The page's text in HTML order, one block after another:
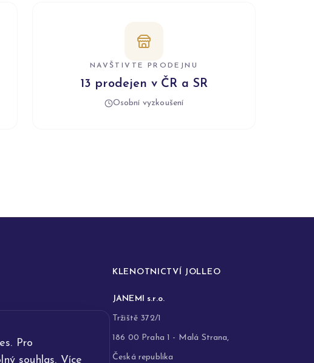
Pro
souhlas. Více
NAVŠTIVTE PRODEJNU
13 prodejen v ČR a SR
Osobní vyzkoušení
KLENOTNICTVÍ JOLLEO
JANEMI s.r.o.
Tržiště 372/1
186 00 Praha 1 - Malá Strana,
Česká republika